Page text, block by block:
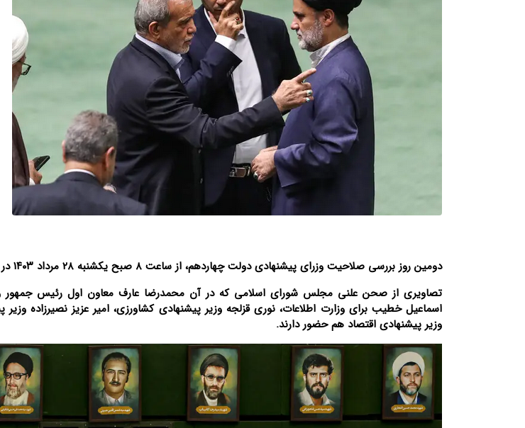
دومین روز بررسی صلاحیت وزرای پیشنهادی دولت چهاردهم، از ساعت ۸ صبح یکشنبه ۲۸ مرداد ۱۴۰۳ در مجلس شورای اسلامی آغاز شد.
تصاویری از صحن علنی مجلس شورای اسلامی که در آن محمدرضا عارف معاون اول رئیس جمهور
اسماعیل خطیب برای وزارت اطلاعات، نوری قزلجه وزیر پیشنهادی کشاورزی، امیر عزیز نصیرزاده
وزیر پیشنهادی اقتصاد هم حضور دارند.